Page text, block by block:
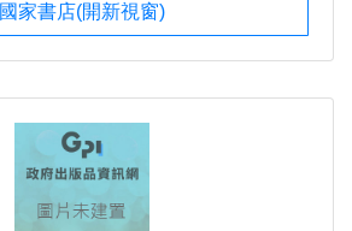
國家書店(開新視窗)